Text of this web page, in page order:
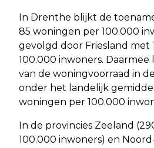
In Drenthe blijkt de
85 woningen per 100.000
gevolgd door Friesland met
100.000 inwoners.
van de woningvoorraad in
onder het landelijk
woningen per 100.000
In de provincies Zeeland
100.000 inwoners) en